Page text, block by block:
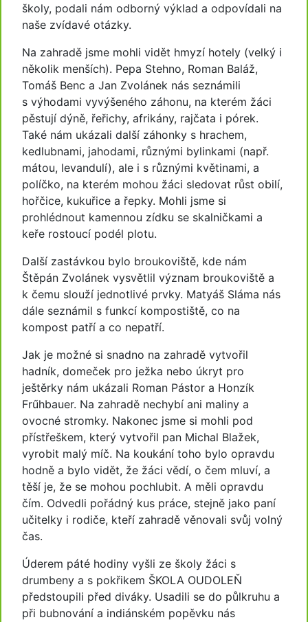
školy, podali nám odborný výklad a odpovídali na
naše zvídavé otázky.
Na zahradě jsme mohli vidět hmyzí hotely (velký i
několik menších). Pepa Stehno, Roman Baláž,
Tomáš Benc a Jan Zvolánek nás seznámili
s výhodami vyvýšeného záhonu, na kterém žáci
pěstují dýně, řeřichy, afrikány, rajčata i pórek.
Také nám ukázali další záhonky s hrachem,
kedlubnami, jahodami, různými bylinkami (např.
mátou, levandulí), ale i s různými květinami, a
políčko, na kterém mohou žáci sledovat růst obilí,
hořčice, kukuřice a řepky. Mohli jsme si
prohlédnout kamennou zídku se skalničkami a
keře rostoucí podél plotu.
Další zastávkou bylo broukoviště, kde nám
Štěpán Zvolánek vysvětlil význam broukoviště a
k čemu slouží jednotlivé prvky. Matyáš Sláma nás
dále seznámil s funkcí kompostiště, co na
kompost patří a co nepatří.
Jak je možné si snadno na zahradě vytvořil
hadník, domeček pro ježka nebo úkryt pro
ještěrky nám ukázali Roman Pástor a Honzík
Frűhbauer. Na zahradě nechybí ani maliny a
ovocné stromky. Nakonec jsme si mohli pod
přístřeškem, který vytvořil pan Michal Blažek,
vyrobit malý míč. Na koukání toho bylo opravdu
hodně a bylo vidět, že žáci vědí, o čem mluví, a
těší je, že se mohou pochlubit. A měli opravdu
čím. Odvedli pořádný kus práce, stejně jako paní
učitelky i rodiče, kteří zahradě věnovali svůj volný
čas.
Úderem páté hodiny vyšli ze školy žáci s
drumbeny a s pokřikem ŠKOLA OUDOLEŇ
předstoupili před diváky. Usadili se do půlkruhu a
při bubnování a indiánském popěvku nás